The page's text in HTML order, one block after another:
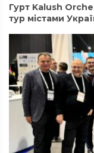
Гурт Kalush
тур містами